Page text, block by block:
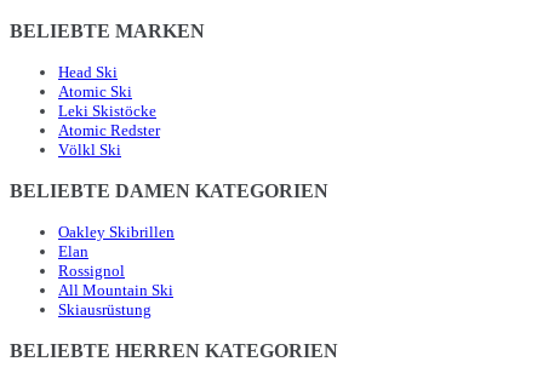
BELIEBTE MARKEN
Head Ski
Atomic Ski
Leki Skistöcke
Atomic Redster
Völkl Ski
BELIEBTE DAMEN KATEGORIEN
Oakley Skibrillen
Elan
Rossignol
All Mountain Ski
Skiausrüstung
BELIEBTE HERREN KATEGORIEN